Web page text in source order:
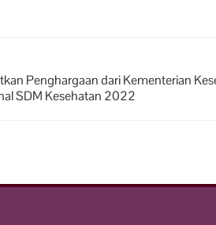
Penghargaan dari Kementerian
SDM Kesehatan 2022